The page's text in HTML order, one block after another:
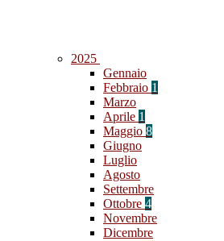
2025
Gennaio
Febbraio 1
Marzo
Aprile 1
Maggio 8
Giugno
Luglio
Agosto
Settembre
Ottobre 4
Novembre
Dicembre